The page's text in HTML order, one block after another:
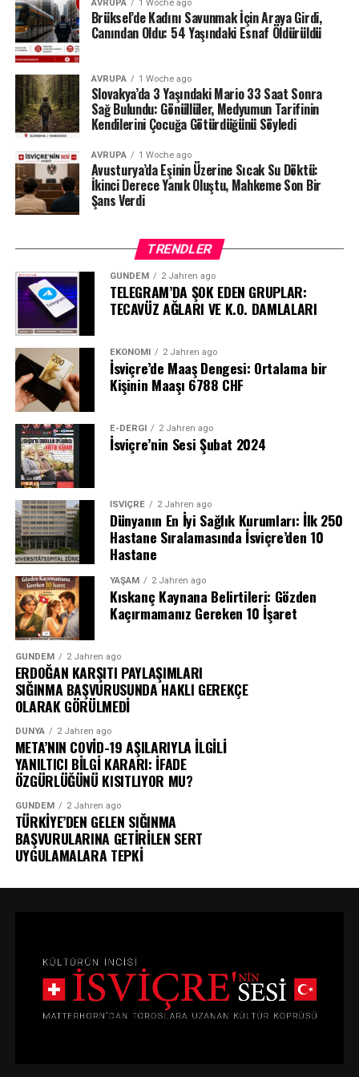
üzerinden derinleşen soruşturmada gözler, yargı
makamlarının atacağı bir sonraki adıma çevrilmiş
durumda.#ahbap #sondakika
AVRUPA 1 Woche ago
Brüksel’de Kadını Savunmak İçin Araya Girdi,
Canından Oldu: 54 Yaşındaki Esnaf Öldürüldü
AVRUPA 1 Woche ago
Slovakya’da 3 Yaşındaki Mario 33 Saat Sonra
Sağ Bulundu: Gönüllüler, Medyumun Tarifinin
Kendilerini Çocuğa Götürdüğünü Söyledi
AVRUPA 1 Woche ago
Avusturya’da Eşinin Üzerine Sıcak Su Döktü:
İkinci Derece Yanık Oluştu, Mahkeme Son Bir
Şans Verdi
TRENDLER
GÜNDEM 2 Jahren ago
TELEGRAM’DA ŞOK EDEN GRUPLAR:
TECAVÜZ AĞLARI VE K.O. DAMLALARI
EKONOMI 2 Jahren ago
İsviçre’de Maaş Dengesi: Ortalama bir
Kişinin Maaşı 6788 CHF
E-DERGI 2 Jahren ago
İsviçre’nin Sesi Şubat 2024
İSVIÇRE 2 Jahren ago
Dünyanın En İyi Sağlık Kurumları: İlk 250
Hastane Sıralamasında İsviçre’den 10
Hastane
YAŞAM 2 Jahren ago
Kıskanç Kaynana Belirtileri: Gözden
Kaçırmamanız Gereken 10 İşaret
GÜNDEM 2 Jahren ago
ERDOĞAN KARŞITI PAYLAŞIMLARI
SIĞINMA BAŞVURUSUNDA HAKLI GEREKÇE
OLARAK GÖRÜLMEDİ
DÜNYA 2 Jahren ago
META’NIN COVİD-19 AŞILARIYLA İLGİLİ
YANILTICI BİLGİ KARARI: İFADE
ÖZGÜRLÜĞÜNÜ KISITLIYOR MU?
GÜNDEM 2 Jahren ago
TÜRKİYE’DEN GELEN SIĞINMA
BAŞVURULARINA GETİRİLEN SERT
UYGULAMALARA TEPKİ